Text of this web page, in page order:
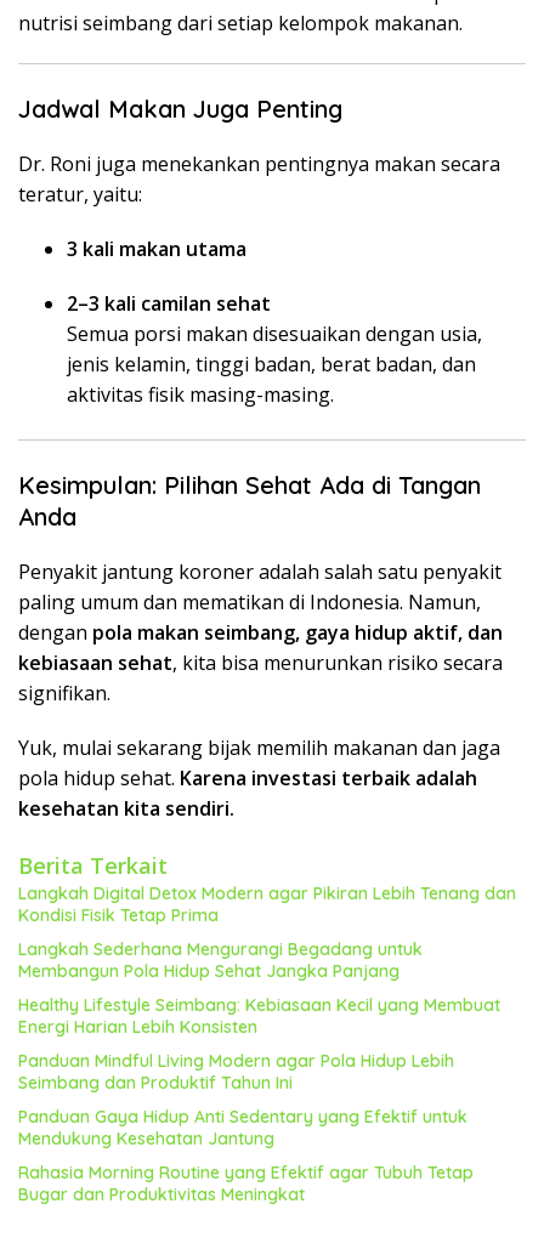
nutrisi seimbang dari setiap kelompok makanan.
Jadwal Makan Juga Penting
Dr. Roni juga menekankan pentingnya makan secara
teratur, yaitu:
3 kali makan utama
2–3 kali camilan sehat
Semua porsi makan disesuaikan dengan usia,
jenis kelamin, tinggi badan, berat badan, dan
aktivitas fisik masing-masing.
Kesimpulan: Pilihan Sehat Ada di Tangan
Anda
Penyakit jantung koroner adalah salah satu penyakit
paling umum dan mematikan di Indonesia. Namun,
dengan pola makan seimbang, gaya hidup aktif, dan
kebiasaan sehat, kita bisa menurunkan risiko secara
signifikan.
Yuk, mulai sekarang bijak memilih makanan dan jaga
pola hidup sehat. Karena investasi terbaik adalah
kesehatan kita sendiri.
Berita Terkait
Langkah Digital Detox Modern agar Pikiran Lebih Tenang dan
Kondisi Fisik Tetap Prima
Langkah Sederhana Mengurangi Begadang untuk
Membangun Pola Hidup Sehat Jangka Panjang
Healthy Lifestyle Seimbang: Kebiasaan Kecil yang Membuat
Energi Harian Lebih Konsisten
Panduan Mindful Living Modern agar Pola Hidup Lebih
Seimbang dan Produktif Tahun Ini
Panduan Gaya Hidup Anti Sedentary yang Efektif untuk
Mendukung Kesehatan Jantung
Rahasia Morning Routine yang Efektif agar Tubuh Tetap
Bugar dan Produktivitas Meningkat